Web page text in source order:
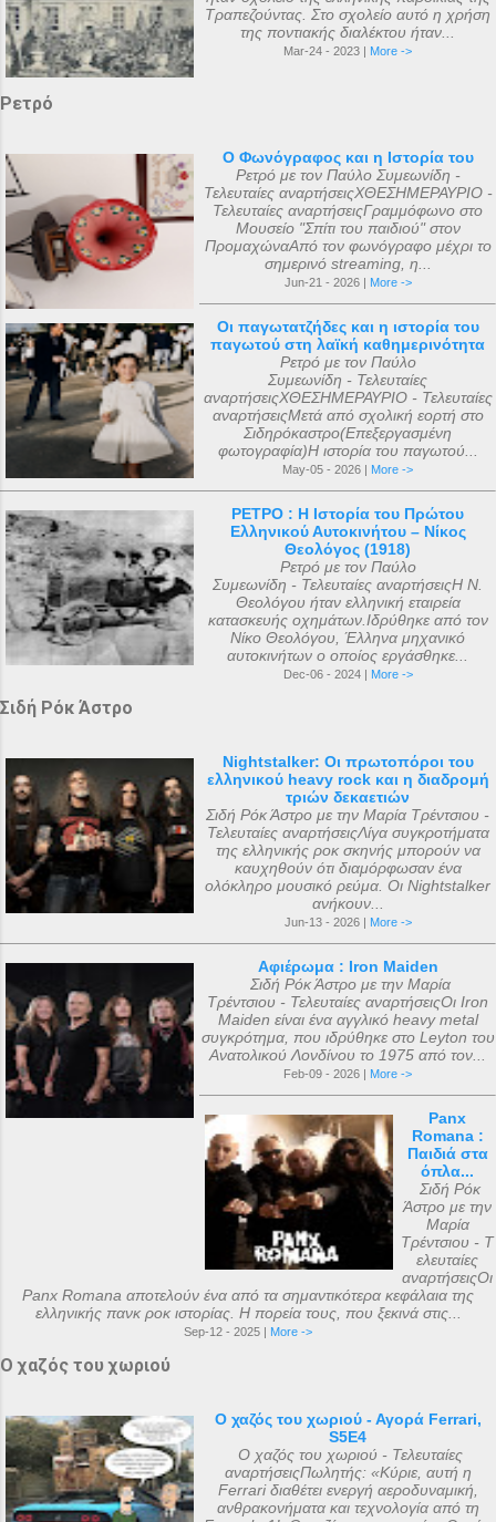
Τραπεζούντας. Στο σχολείο αυτό η χρήση
της ποντιακής διαλέκτου ήταν...
Mar-24 - 2023 | More ->
Ρετρό
Ο Φωνόγραφος και η Ιστορία του
Ρετρό με τον Παύλο Συμεωνίδη -
Τελευταίες αναρτήσειςΧΘΕΣΗΜΕΡΑΥΡΙΟ -
Τελευταίες αναρτήσειςΓραμμόφωνο στο
Μουσείο "Σπίτι του παιδιού" στον
ΠρομαχώναΑπό τον φωνόγραφο μέχρι το
σημερινό streaming, η...
Jun-21 - 2026 | More ->
Οι παγωτατζήδες και η ιστορία του
παγωτού στη λαϊκή καθημερινότητα
Ρετρό με τον Παύλο
Συμεωνίδη - Τελευταίες
αναρτήσειςΧΘΕΣΗΜΕΡΑΥΡΙΟ - Τελευταίες
αναρτήσειςΜετά από σχολική εορτή στο
Σιδηρόκαστρο(Επεξεργασμένη
φωτογραφία)Η ιστορία του παγωτού...
May-05 - 2026 | More ->
ΡΕΤΡΟ : Η Ιστορία του Πρώτου
Ελληνικού Αυτοκινήτου – Νίκος
Θεολόγος (1918)
Ρετρό με τον Παύλο
Συμεωνίδη - Τελευταίες αναρτήσειςΗ Ν.
Θεολόγου ήταν ελληνική εταιρεία
κατασκευής οχημάτων.Ιδρύθηκε από τον
Νίκο Θεολόγου, Έλληνα μηχανικό
αυτοκινήτων ο οποίος εργάσθηκε...
Dec-06 - 2024 | More ->
Σιδή Ρόκ Άστρο
Nightstalker: Οι πρωτοπόροι του
ελληνικού heavy rock και η διαδρομή
τριών δεκαετιών
Σιδή Ρόκ Άστρο με την Μαρία Τρέντσιου -
Τελευταίες αναρτήσειςΛίγα συγκροτήματα
της ελληνικής ροκ σκηνής μπορούν να
καυχηθούν ότι διαμόρφωσαν ένα
ολόκληρο μουσικό ρεύμα. Οι Nightstalker
ανήκουν...
Jun-13 - 2026 | More ->
Αφιέρωμα : Iron Maiden
Σιδή Ρόκ Άστρο με την Μαρία
Τρέντσιου - Τελευταίες αναρτήσειςΟι Iron
Maiden είναι ένα αγγλικό heavy metal
συγκρότημα, που ιδρύθηκε στο Leyton του
Ανατολικού Λονδίνου το 1975 από τον...
Feb-09 - 2026 | More ->
Panx
Romana :
Παιδιά στα
όπλα...
Σιδή Ρόκ
Άστρο με την
Μαρία
Τρέντσιου - Τ
ελευταίες
αναρτήσειςΟι
Panx Romana αποτελούν ένα από τα σημαντικότερα κεφάλαια της
ελληνικής πανκ ροκ ιστορίας. Η πορεία τους, που ξεκινά στις...
Sep-12 - 2025 | More ->
Ο χαζός του χωριού
Ο χαζός του χωριού - Αγορά Ferrari,
S5E4
Ο χαζός του χωριού - Τελευταίες
αναρτήσειςΠωλητής: «Κύριε, αυτή η
Ferrari διαθέτει ενεργή αεροδυναμική,
ανθρακονήματα και τεχνολογία από τη